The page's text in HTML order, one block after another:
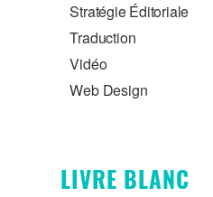
Stratégie Éditoriale
Traduction
Vidéo
Web Design
LIVRE BLANC